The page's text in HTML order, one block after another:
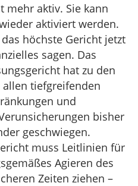
mehr aktiv. Sie kann
aktiviert werden.
höchste Gericht jetzt
sagen. Das
hat zu den
allen tiefgreifenden
und
bisher
geschwiegen.
muss Leitlinien für
Agieren des
Zeiten ziehen –